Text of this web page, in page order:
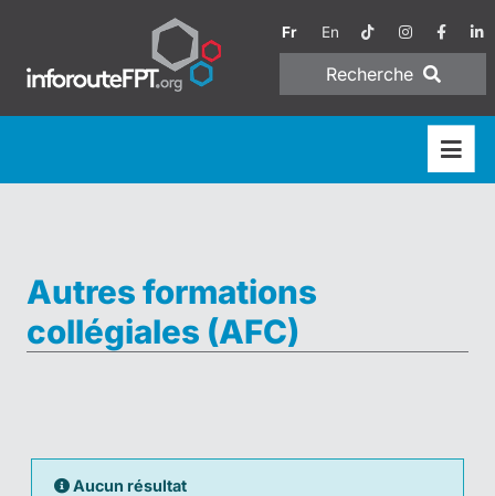
Fr En
Recherche
Autres formations
collégiales (AFC)
Aucun résultat